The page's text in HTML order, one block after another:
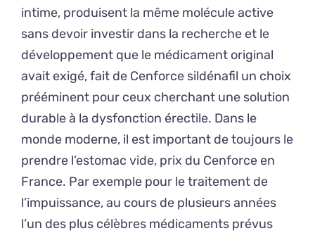
intime, produisent la même molécule active
sans devoir investir dans la recherche et le
développement que le médicament original
avait exigé, fait de Cenforce sildénafil un choix
prééminent pour ceux cherchant une solution
durable à la dysfonction érectile. Dans le
monde moderne, il est important de toujours le
prendre l’estomac vide, prix du Cenforce en
France. Par exemple pour le traitement de
l’impuissance, au cours de plusieurs années
l’un des plus célèbres médicaments prévus